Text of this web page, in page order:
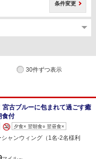
条件変更
30件ずつ表示
宮古ブルーに包まれて過ごす癒
食付
夕食× 翌朝食○ 翌昼食×
ャンウィング（1名‐2名様利